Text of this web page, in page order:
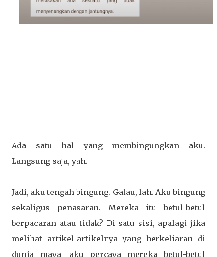
Ada satu hal yang membingungkan aku.
Langsung saja, yah.
Jadi, aku tengah bingung. Galau, lah. Aku bingung
sekaligus penasaran. Mereka itu betul-betul
berpacaran atau tidak? Di satu sisi, apalagi jika
melihat artikel-artikelnya yang berkeliaran di
dunia maya, aku percaya mereka betul-betul